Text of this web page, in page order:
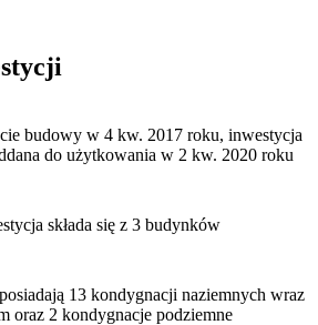
budowy w 4 kw. 2017 roku, inwestycja
do użytkowania w 2 kw. 2020 roku
składa się z 3 budynków
13 kondygnacji naziemnych wraz
oraz 2 kondygnacje podziemne